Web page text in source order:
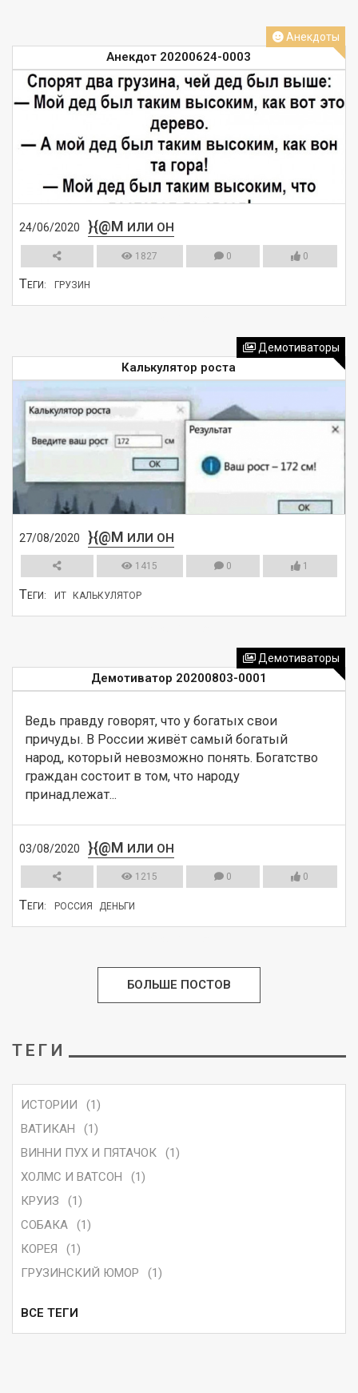
Анекдот 20200624-0003
24/06/2020 }{@M ИЛИ ОН
1827 0 0
Анекдоты
ТЕГИ: ГРУЗИН
Калькулятор роста
27/08/2020 }{@M ИЛИ ОН
1415 0 1
Демотиваторы
ТЕГИ: ИТ КАЛЬКУЛЯТОР
Демотиватор 20200803-0001
Ведь правду говорят, что у богатых свои
причуды. В России живёт самый богатый
народ, который невозможно понять. Богатство
граждан состоит в том, что народу
принадлежат...
03/08/2020 }{@M ИЛИ ОН
1215 0 0
Демотиваторы
ТЕГИ: РОССИЯ ДЕНЬГИ
БОЛЬШЕ ПОСТОВ
ТЕГИ
ИСТОРИИ
(1)
ВАТИКАН
(1)
ВИННИ ПУХ И ПЯТАЧОК
(1)
ХОЛМС И ВАТСОН
(1)
КРУИЗ
(1)
СОБАКА
(1)
КОРЕЯ
(1)
ГРУЗИНСКИЙ ЮМОР
(1)
ВСЕ ТЕГИ